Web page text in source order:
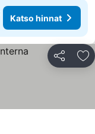
Katso hinnat
Jaa